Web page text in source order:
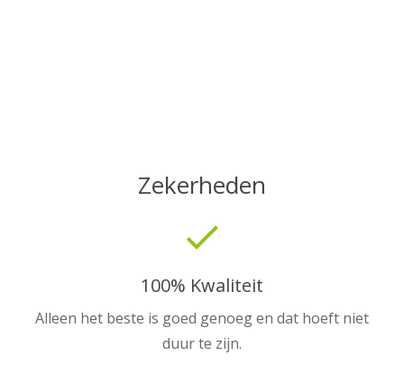
Zekerheden
done
100% Kwaliteit
Alleen het beste is goed genoeg en dat hoeft niet
duur te zijn.